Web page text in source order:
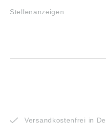
Stellenanzeigen
Versandkostenfrei in